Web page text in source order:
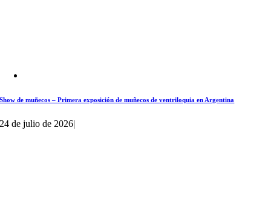
Show de muñecos – Primera exposición de muñecos de ventriloquia en Argentina
24 de julio de 2026|